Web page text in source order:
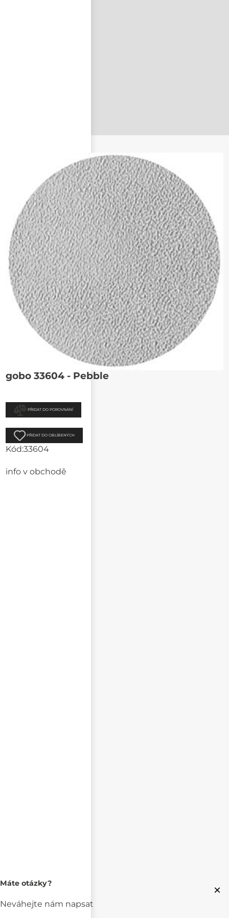
gobo 33604 - Pebble
PŘIDAT DO POROVNÁNÍ
PŘIDAT DO OBLÍBENÝCH
Kód:33604
info v obchodě
×
Máte otázky?
Neváhejte nám napsat